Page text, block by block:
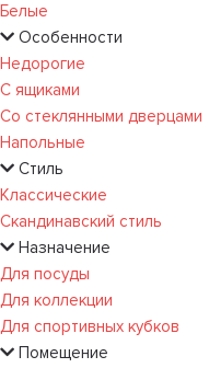
Белые
Особенности
Недорогие
С ящиками
Со стеклянными дверцами
Напольные
Стиль
Классические
Скандинавский стиль
Назначение
Для посуды
Для коллекции
Для спортивных кубков
Помещение